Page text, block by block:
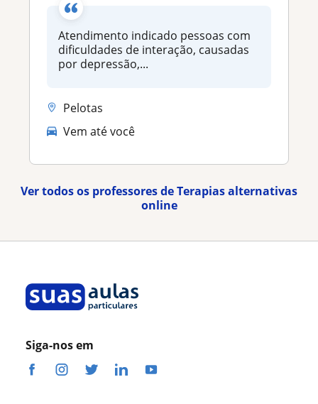
Atendimento indicado pessoas com
dificuldades de interação, causadas
por depressão,...
Pelotas
Vem até você
Ver todos os professores de Terapias alternativas
online
Siga-nos em